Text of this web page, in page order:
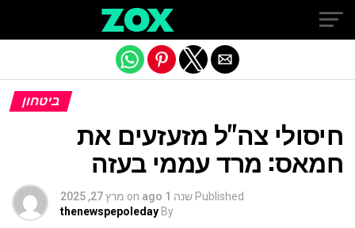
ביטחון
חיסולי צה"ל מזעזעים את
חמאס: מרד עממי בעזה
Published שנה 1 ago on מרץ 27, 2025
By
thenewspepoleday
Exit mobile version